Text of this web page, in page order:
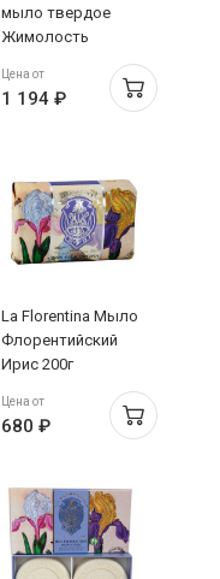
мыло твердое
Жимолость
Цена от
1 194 ₽
La Florentina Мыло
Флорентийский
Ирис 200г
Цена от
680 ₽